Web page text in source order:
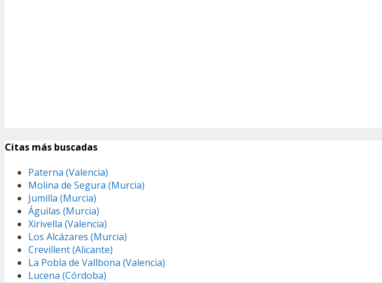
Citas más buscadas
Paterna (Valencia)
Molina de Segura (Murcia)
Jumilla (Murcia)
Águilas (Murcia)
Xirivella (Valencia)
Los Alcázares (Murcia)
Crevillent (Alicante)
La Pobla de Vallbona (Valencia)
Lucena (Córdoba)